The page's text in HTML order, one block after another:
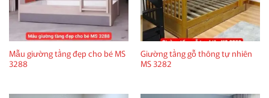
Mẫu giường tầng đẹp cho bé MS
3288
Giường tầng gỗ thông tự nhiên
MS 3282